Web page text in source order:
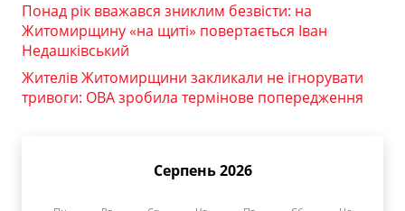
Понад рік вважався зниклим безвісти: на
Житомирщину «на щиті» повертається Іван
Недашківський
Жителів Житомирщини закликали не ігнорувати
тривоги: ОВА зробила термінове попередження
Серпень 2026